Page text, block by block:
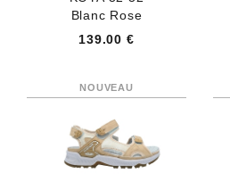
Blanc Rose
139.00 €